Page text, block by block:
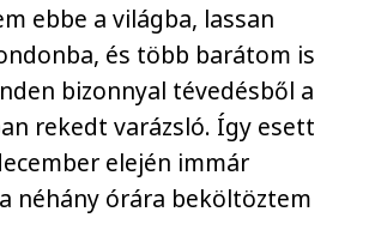
ebbe a világba, lassan
és több barátom is
bizonnyal tévedésből a
rekedt varázsló. Így esett
elején immár
néhány órára beköltöztem